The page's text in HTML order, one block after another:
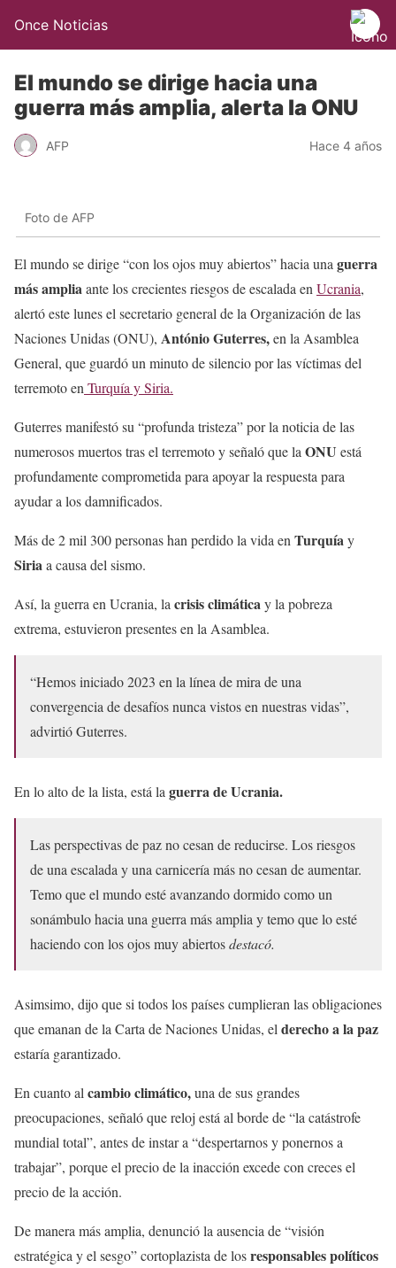
Once Noticias
El mundo se dirige hacia una
guerra más amplia, alerta la ONU
AFP Hace 4 años
Foto de AFP
El mundo se dirige “con los ojos muy abiertos” hacia una guerra
más ampliaante los crecientes riesgos de escalada en Ucrania,
alertó este lunes el secretario general de la Organización de las
Naciones Unidas (ONU), António Guterres,en la Asamblea
General, que guardó un minuto de silencio por las víctimas del
terremoto en Turquía y Siria.
Guterres manifestó su “profunda tristeza” por la noticia de las
numerosos muertos tras el terremoto y señaló que la ONU está
profundamente comprometida para apoyar la respuesta para
ayudar a los damnificados.
Más de 2 mil 300 personas han perdido la vida en Turquíay
Siriaa causa del sismo.
Así, la guerra en Ucrania, la crisis climáticay la pobreza
extrema, estuvieron presentes en la Asamblea.
“Hemos iniciado 2023 en la línea de mira de una
convergencia de desafíos nunca vistos en nuestras vidas”,
advirtió Guterres.
En lo alto de la lista, está la guerra de Ucrania.
Las perspectivas de paz no cesan de reducirse. Los riesgos
de una escalada y una carnicería más no cesan de aumentar.
Temo que el mundo esté avanzando dormido como un
sonámbulo hacia una guerra más amplia y temo que lo esté
haciendo con los ojos muy abiertosdestacó.
Asimsimo, dijo que si todos los países cumplieran las obligaciones
que emanan de la Carta de Naciones Unidas, el derecho a la paz
estaría garantizado.
En cuanto al cambio climático,una de sus grandes
preocupaciones, señaló que reloj está al borde de “la catástrofe
mundial total”, antes de instar a “despertarnos y ponernos a
trabajar”, porque el precio de la inacción excede con creces el
precio de la acción.
De manera más amplia, denunció la ausencia de “visión
estratégica y el sesgo” cortoplazista de losresponsables políticos